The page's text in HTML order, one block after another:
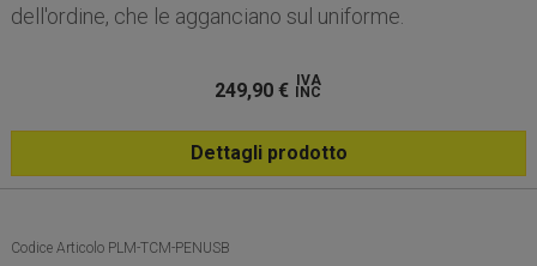
dell'ordine, che le agganciano sul uniforme.
249,90 € IVA
INC
Dettagli prodotto
Codice Articolo PLM-TCM-PENUSB